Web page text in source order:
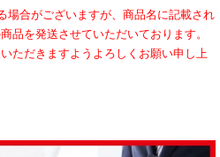
場合がございますが、商品名に記載され
品を発送させていただいております。
ただきますようよろしくお願い申し上